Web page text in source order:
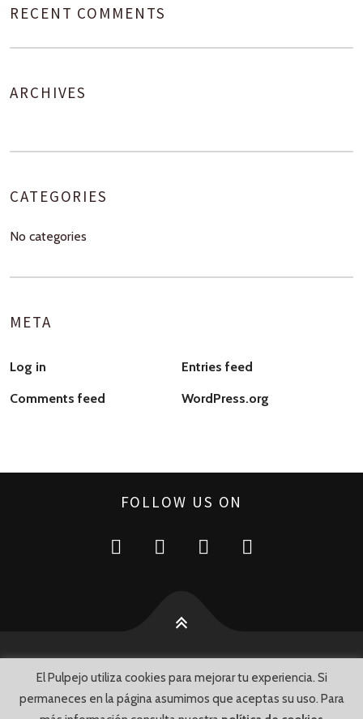
RECENT COMMENTS
ARCHIVES
CATEGORIES
No categories
META
Log in Entries feed
Comments feed WordPress.org
FOLLOW US ON
© Luis Portillo 2015 • Chiclana, 13 • Arahal (SEVILLA) •
840 800• Email:info@elpulpejo.es •por WeLoveWebs
El Pulpejo utiliza cookies para mejorar tu experiencia. Si
permaneces en la página asumimos que aceptas su uso. Para